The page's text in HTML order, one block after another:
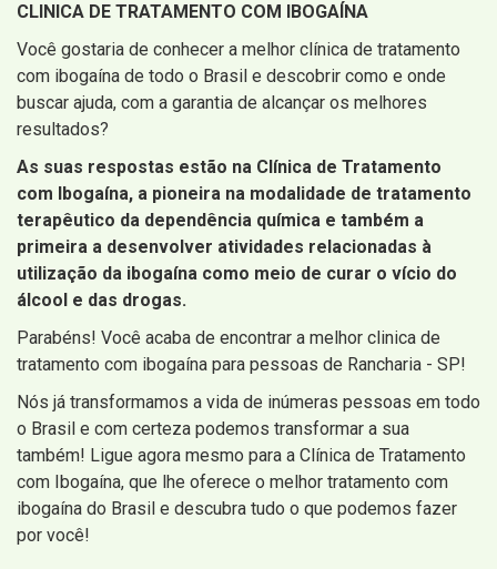
CLINICA DE TRATAMENTO COM IBOGAÍNA
Você gostaria de conhecer a melhor clínica de tratamento
com ibogaína de todo o Brasil e descobrir como e onde
buscar ajuda, com a garantia de alcançar os melhores
resultados?
As suas respostas estão na Clínica de Tratamento
com Ibogaína, a pioneira na modalidade de tratamento
terapêutico da dependência química e também a
primeira a desenvolver atividades relacionadas à
utilização da ibogaína como meio de curar o vício do
álcool e das drogas.
Parabéns! Você acaba de encontrar a melhor clinica de
tratamento com ibogaína para pessoas de Rancharia - SP!
Nós já transformamos a vida de inúmeras pessoas em todo
o Brasil e com certeza podemos transformar a sua
também! Ligue agora mesmo para a Clínica de Tratamento
com Ibogaína, que lhe oferece o melhor tratamento com
ibogaína do Brasil e descubra tudo o que podemos fazer
por você!